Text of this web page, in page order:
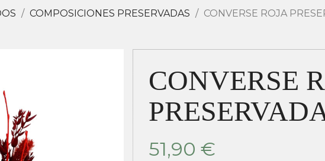
COMPOSICIONES PRESERVADAS CONVERSE ROJA
CONVERSE
51,90 €